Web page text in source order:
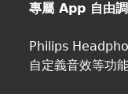
專屬 App 自由
Philips
自定義音效等功